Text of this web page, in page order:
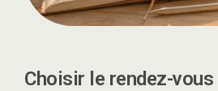
Choisir le rendez-